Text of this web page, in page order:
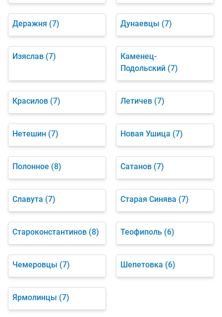
Деражня (7) Дунаевцы (7)
Изяслав (7)
Каменец-
Подольский (7)
Красилов (7) Летичев (7)
Нетешин (7) Новая Ушица (7)
Полонное (8) Сатанов (7)
Славута (7) Старая Синява (7)
Староконстантинов (8) Теофиполь (6)
Чемеровцы (7) Шепетовка (6)
Ярмолинцы (7)